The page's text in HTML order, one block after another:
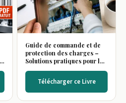
Guide de commande et de
protection des charges –
Solutions pratiques pour la
Télécharger ce Livre